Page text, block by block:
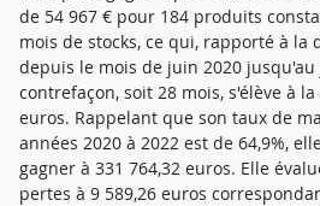
de 54 967 € pour 184 produits
mois de stocks, ce qui, rapporté à la
depuis le mois de juin 2020
contrefaçon, soit 28 mois, s'élève à
euros. Rappelant que son taux de
années 2020 à 2022 est de 64,9%,
gagner à 331 764,32 euros. Elle
pertes à 9 589,26 euros